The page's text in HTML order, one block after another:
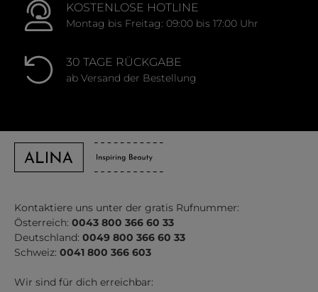
KOSTENLOSE HOTLINE
Montag bis Freitag: 09:00 bis 17:00 Uhr
30 TAGE RÜCKGABE
ab Versand der Bestellung
Kontaktiere uns unter der gratis Rufnummer:
Österreich: 0043 800 366 60 33
Deutschland: 0049 800 366 60 33
Schweiz: 0041 800 366 603
Wir sind für dich erreichbar: